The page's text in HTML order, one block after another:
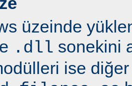
üzeinde
.dll sonekini
ise